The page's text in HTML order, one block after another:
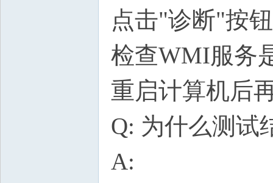
点击"诊断"按
检查WMI服务
重启计算机后
Q: 为什么测试
A: